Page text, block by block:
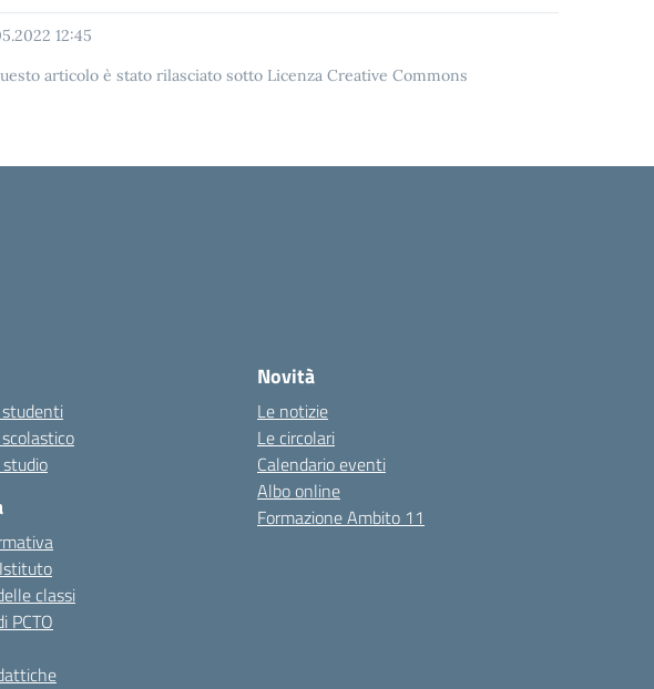
12:45
articolo è stato rilasciato sotto Licenza Creative Commons
classi
PCTO
Novità
Le notizie
Le circolari
Calendario eventi
Albo online
Formazione Ambito 11